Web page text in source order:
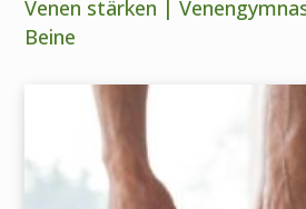
Venen stärken |
Beine